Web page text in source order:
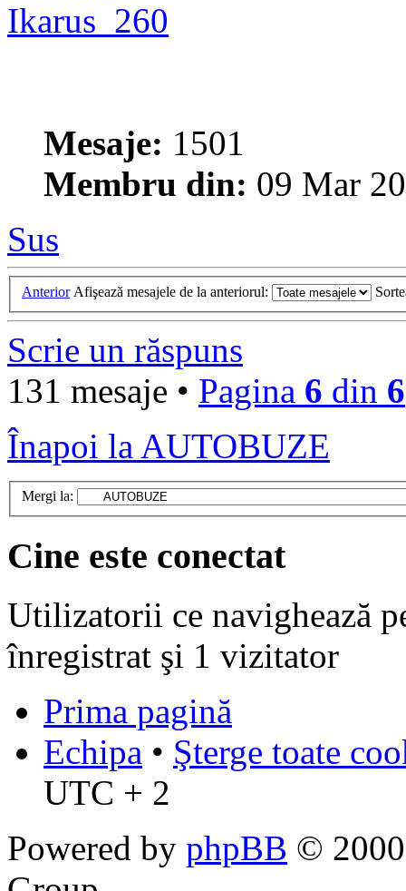
Ikarus_260
Mesaje: 1501
Membru din: 09 Mar
Sus
Anterior Afişează mesajele de la anteriorul:
Scrie un răspuns
131 mesaje • Pagina 6 din 6
Înapoi la AUTOBUZE
Mergi la:
Cine este conectat
Utilizatorii ce navighează
înregistrat şi 1 vizitator
Prima pagină
Echipa • Şterge toate
UTC + 2
Powered by phpBB ©